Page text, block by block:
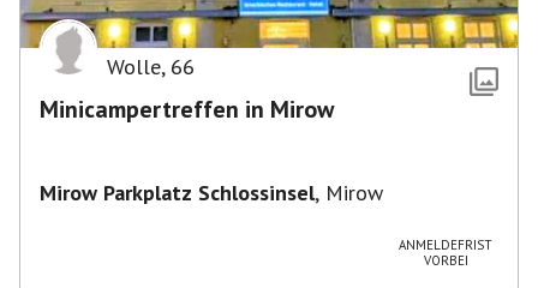
Wolle, 66
Minicampertreffen in Mirow
Mirow Parkplatz Schlossinsel, Mirow
ANMELDEFRIST
VORBEI